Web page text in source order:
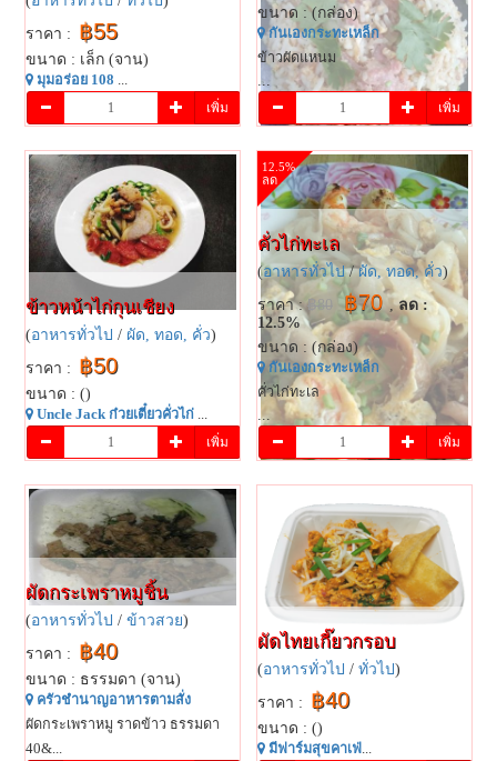
ราคา : ฿55
ขนาด : เล็ก (จาน)
มุมอร่อย 108 ...
เพิ่ม
ขนาด : (กล่อง)
กันเองกระทะเหล็ก
ข้าวผัดแหนม
...
เพิ่ม
ข้าวหน้าไก่กุนเชียง
(อาหารทั่วไป / ผัด, ทอด, คั่ว)
ราคา : ฿50
ขนาด : ()
Uncle Jack ก๋วยเตี๋ยวคั่วไก่ ...
เพิ่ม
12.5%
ลด
คั่วไก่ทะเล
(อาหารทั่วไป/ผัด, ทอด, คั่ว)
ราคา :฿80 ฿70,ลด :
12.5%
ขนาด : (กล่อง)
กันเองกระทะเหล็ก
คั่วไก่ทะเล
...
เพิ่ม
ผัดกระเพราหมูชิ้น
(อาหารทั่วไป / ข้าวสวย)
ราคา : ฿40
ขนาด : ธรรมดา (จาน)
ครัวชำนาญอาหารตามสั่ง
ผัดกระเพราหมู ราดข้าว ธรรมดา
40&...
ผัดไทย​เกี๊ยว​กรอบ
(อาหารทั่วไป / ทั่วไป)
ราคา : ฿40
ขนาด : ()
มี​ฟาร์​มสุข​คาเฟ่​...